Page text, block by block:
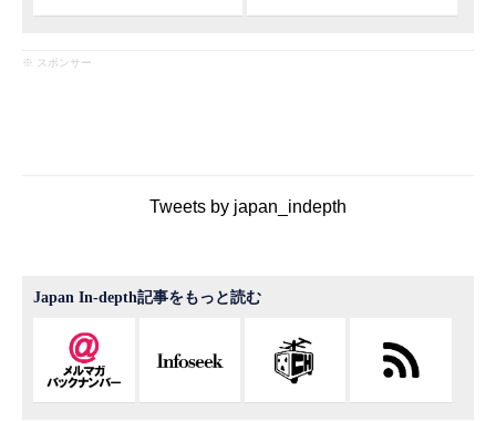
※ スポンサー
Tweets by japan_indepth
Japan In-depth記事をもっと読む